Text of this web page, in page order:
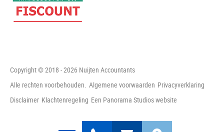
Copyright © 2018 - 2026 Nuijten Accountants
Alle rechten voorbehouden. Algemene voorwaarden Privacyverklaring
Disclaimer Klachtenregeling Een Panorama Studios website